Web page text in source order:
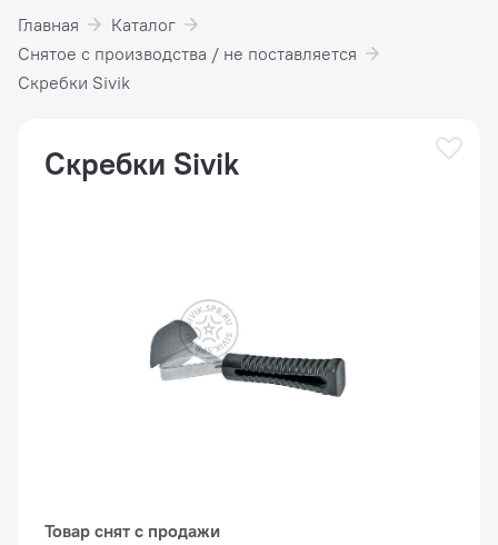
Главная
Каталог
Снятое с производства / не поставляется
Скребки Sivik
Скребки Sivik
Товар снят с продажи